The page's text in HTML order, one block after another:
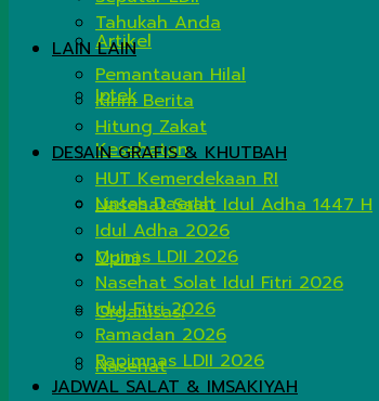
Artikel
Iptek
Kesehatan
Lintas Daerah
Opini
Organisasi
Nasehat
Tahukah Anda
LAIN LAIN
Pemantauan Hilal
Kirim Berita
Hitung Zakat
DESAIN GRAFIS & KHUTBAH
HUT Kemerdekaan RI
Nasehat Salat Idul Adha 1447 H
Idul Adha 2026
Munas LDII 2026
Nasehat Solat Idul Fitri 2026
Idul Fitri 2026
Ramadan 2026
Rapimnas LDII 2026
JADWAL SALAT & IMSAKIYAH